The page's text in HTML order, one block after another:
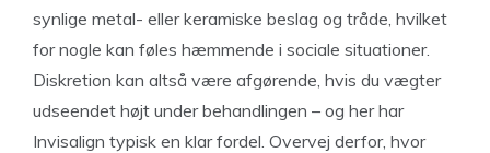
synlige metal- eller keramiske beslag og tråde, hvilket
for nogle kan føles hæmmende i sociale situationer.
Diskretion kan altså være afgørende, hvis du vægter
udseendet højt under behandlingen – og her har
Invisalign typisk en klar fordel. Overvej derfor, hvor